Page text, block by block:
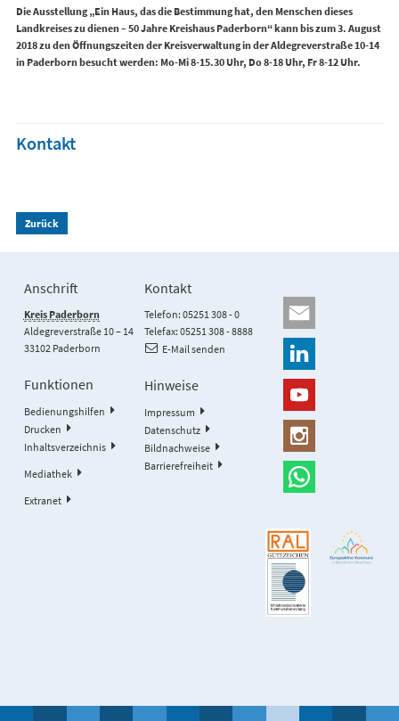
Die Ausstellung „Ein Haus, das die Bestimmung hat, den Menschen dieses
Landkreises zu dienen – 50 Jahre Kreishaus Paderborn“ kann bis zum 3. August
2018 zu den Öffnungszeiten der Kreisverwaltung in der Aldegreverstraße 10-14
in Paderborn besucht werden: Mo-Mi 8-15.30 Uhr, Do 8-18 Uhr, Fr 8-12 Uhr.
Kontakt
Zurück
Anschrift
Kreis Paderborn
Aldegreverstraße 10 – 14
33102 Paderborn
Kontakt
Telefon: 05251 308 - 0
Telefax: 05251 308 - 8888
E-Mail senden
Funktionen
Bedienungshilfen
Drucken
Inhaltsverzeichnis
Mediathek
Extranet
Hinweise
Impressum
Datenschutz
Bildnachweise
Barrierefreiheit